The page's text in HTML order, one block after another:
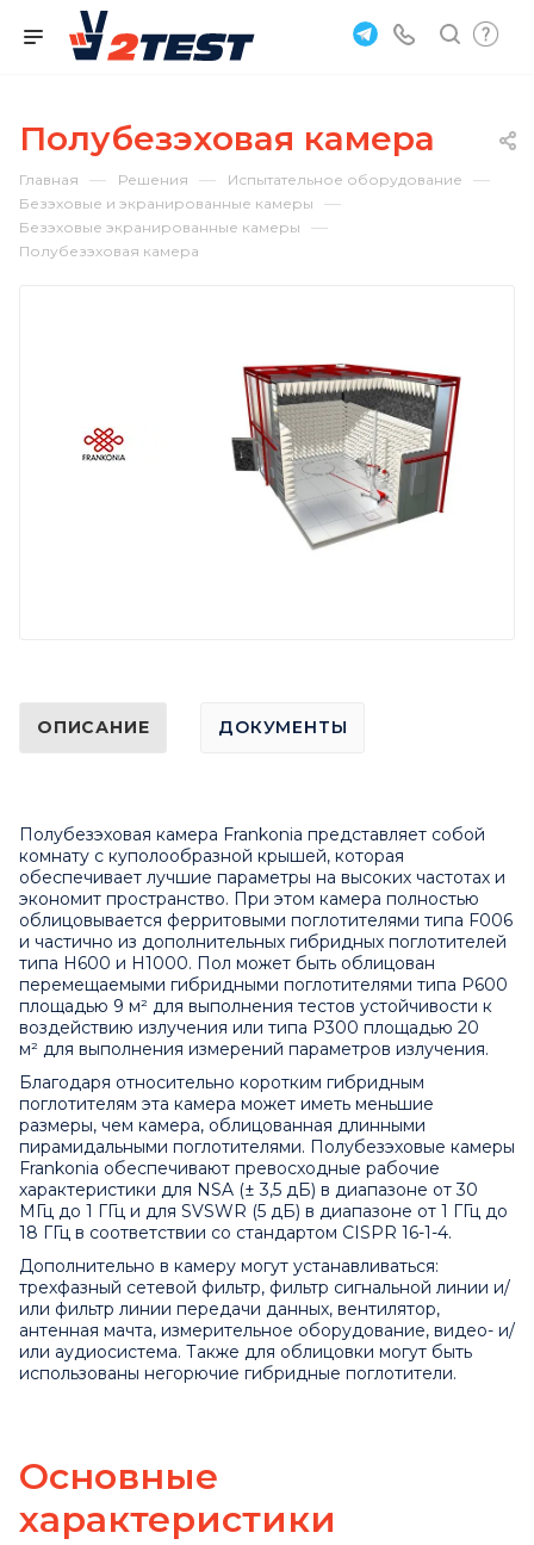
Полубезэховая камера
Главная — Решения — Испытательное оборудование —
Безэховые и экранированные камеры —
Безэховые экранированные камеры —
Полубезэховая камера
ОПИСАНИЕ ДОКУМЕНТЫ
Полубезэховая камера Frankonia представляет собой
комнату с куполообразной крышей, которая
обеспечивает лучшие параметры на высоких частотах и
экономит пространство. При этом камера полностью
облицовывается ферритовыми поглотителями типа F006
и частично из дополнительных гибридных поглотителей
типа H600 и H1000. Пол может быть облицован
перемещаемыми гибридными поглотителями типа P600
площадью 9 м² для выполнения тестов устойчивости к
воздействию излучения или типа Р300 площадью 20
м² для выполнения измерений параметров излучения.
Благодаря относительно коротким гибридным
поглотителям эта камера может иметь меньшие
размеры, чем камера, облицованная длинными
пирамидальными поглотителями. Полубезэховые камеры
Frankonia обеспечивают превосходные рабочие
характеристики для NSA (± 3,5 дБ) в диапазоне от 30
МГц до 1 ГГц и для SVSWR (5 дБ) в диапазоне от 1 ГГц до
18 ГГц в соответствии со стандартом CISPR 16-1-4.
Дополнительно в камеру могут устанавливаться:
трехфазный сетевой фильтр, фильтр сигнальной линии и/
или фильтр линии передачи данных, вентилятор,
антенная мачта, измерительное оборудование, видео- и/
или аудиосистема. Также для облицовки могут быть
использованы негорючие гибридные поглотители.
Основные
характеристики